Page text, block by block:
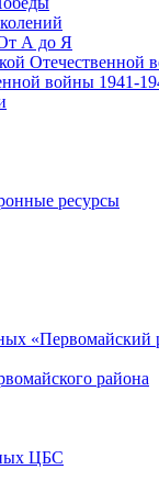
А до Я
Отечественной
войны 1941-
ресурсы
«Первомайский
района
ЦБС